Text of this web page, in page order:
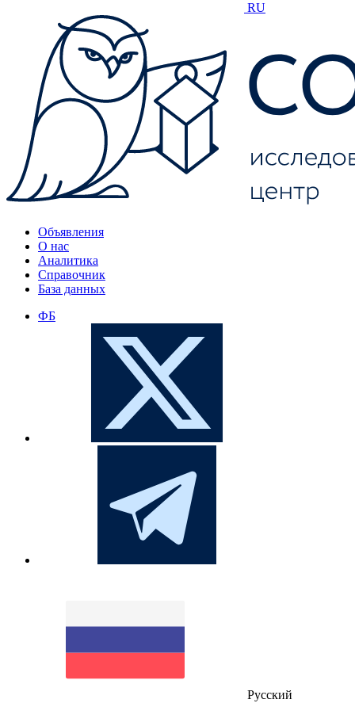
RU
Объявления
О нас
Аналитика
Справочник
База данных
ФБ
Русский